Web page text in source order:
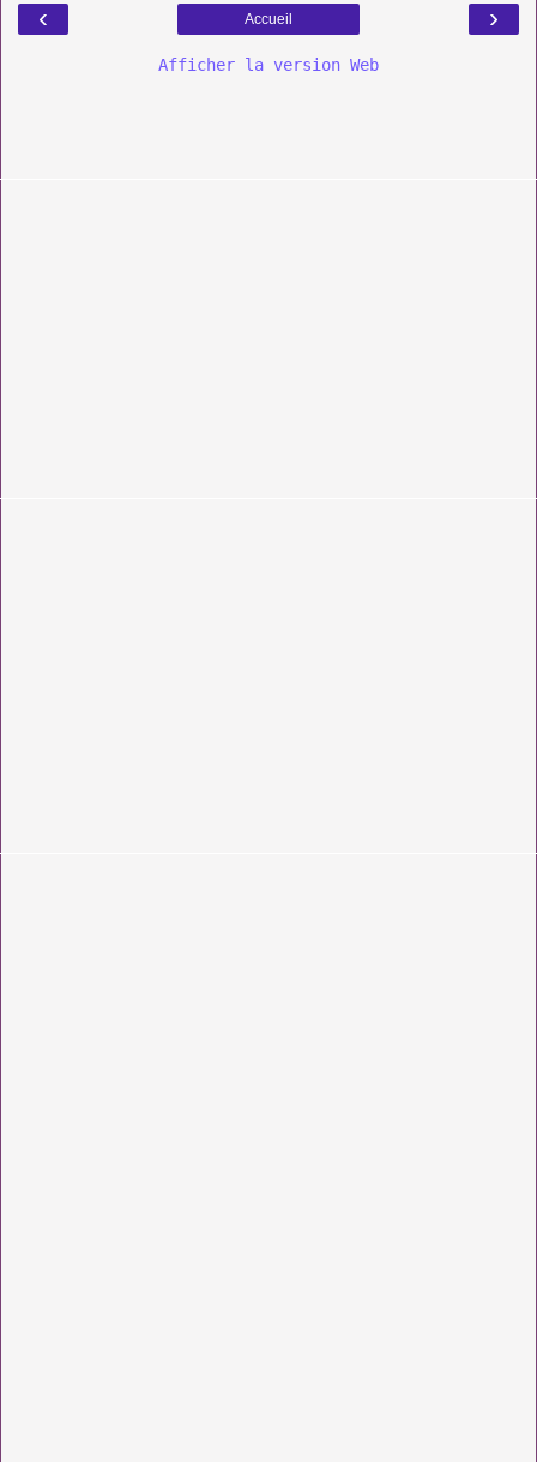
‹ ›
Accueil
Afficher la version Web